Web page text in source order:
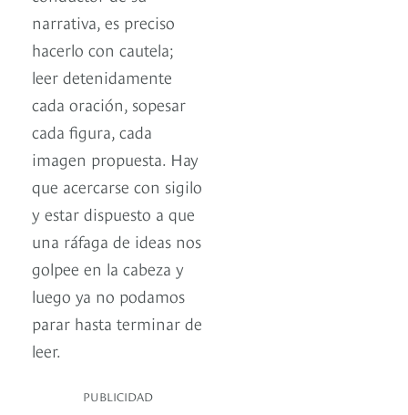
narrativa, es preciso
hacerlo con cautela;
leer detenidamente
cada oración, sopesar
cada figura, cada
imagen propuesta. Hay
que acercarse con sigilo
y estar dispuesto a que
una ráfaga de ideas nos
golpee en la cabeza y
luego ya no podamos
parar hasta terminar de
leer.
PUBLICIDAD